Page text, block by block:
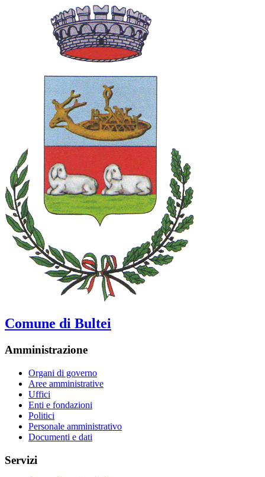
Comune di Bultei
Amministrazione
Organi di governo
Aree amministrative
Uffici
Enti e fondazioni
Politici
Personale amministrativo
Documenti e dati
Servizi